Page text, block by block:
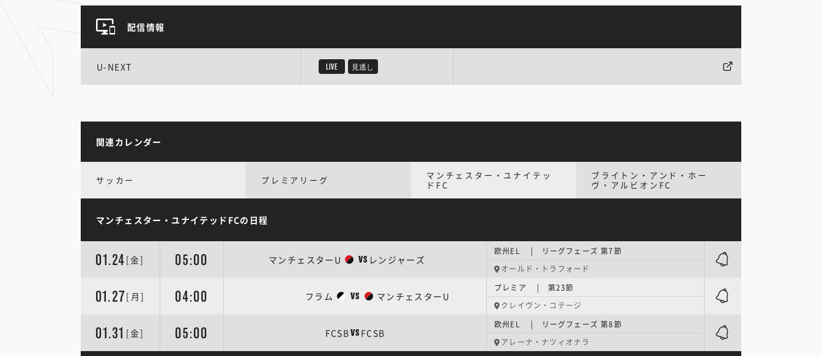
配信情報
U-NEXT LIVE 見逃し
関連カレンダー
サッカー プレミアリーグ
マンチェスター・ユナイテッ
ドFC
ブライトン・アンド・ホー
ヴ・アルビオンFC
マンチェスター・ユナイテッドFCの日程
01.24 [金] 05:00 マンチェスターU VS レンジャーズ
欧州EL | リーグフェーズ 第7節
オールド・トラフォード
01.27[月] 04:00 フラム VS マンチェスターU
プレミア | 第23節
クレイヴン・コテージ
01.31 [金] 05:00 FCSBVS FCSB
欧州EL | リーグフェーズ 第8節
アレーナ・ナツィオナラ